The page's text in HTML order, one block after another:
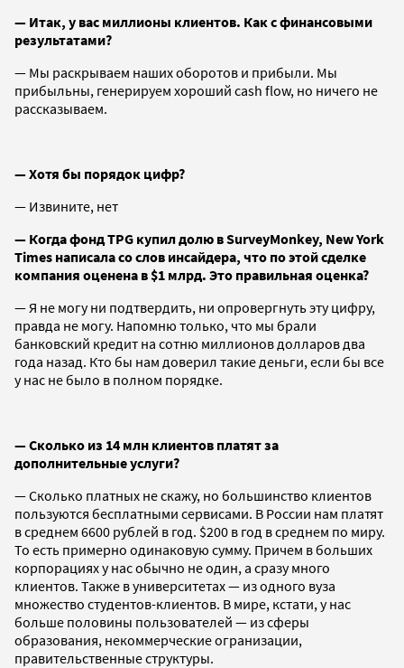
— Итак, у вас миллионы клиентов. Как с финансовыми
результатами?
— Мы раскрываем наших оборотов и прибыли. Мы
прибыльны, генерируем хороший cash flow, но ничего не
рассказываем.
— Хотя бы порядок цифр?
— Извините, нет
— Когда фонд TPG купил долю в SurveyMonkey, New York
Times написала со слов инсайдера, что по этой сделке
компания оценена в $1 млрд. Это правильная оценка?
— Я не могу ни подтвердить, ни опровергнуть эту цифру,
правда не могу. Напомню только, что мы брали
банковский кредит на сотню миллионов долларов два
года назад. Кто бы нам доверил такие деньги, если бы все
у нас не было в полном порядке.
— Сколько из 14 млн клиентов платят за
дополнительные услуги?
— Сколько платных не скажу, но большинство клиентов
пользуются бесплатными сервисами. В России нам платят
в среднем 6600 рублей в год. $200 в год в среднем по миру.
То есть примерно одинаковую сумму. Причем в больших
корпорациях у нас обычно не один, а сразу много
клиентов. Также в университетах — из одного вуза
множество студентов-клиентов. В мире, кстати, у нас
больше половины пользователей — из сферы
образования, некоммерческие огранизации,
правительственные структуры.